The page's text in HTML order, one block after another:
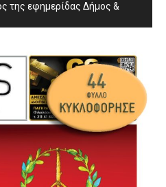
της εφημερίδας Δήμος &